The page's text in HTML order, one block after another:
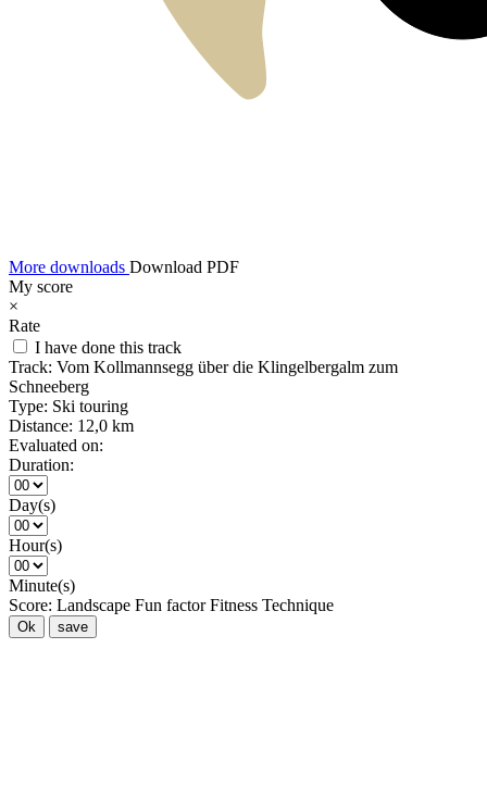
More downloads Download PDF
My score
×
Rate
I have done this track
Track: Vom Kollmannsegg über die Klingelbergalm zum
Schneeberg
Type: Ski touring
Distance: 12,0 km
Evaluated on:
Duration:
Day(s)
Hour(s)
Minute(s)
Score: Landscape Fun factor Fitness Technique
Ok save